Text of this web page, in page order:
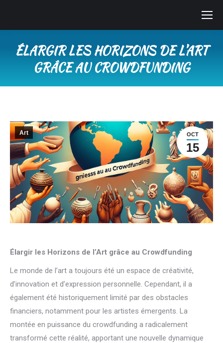
ÉLARGIR LES HORIZONS DE L’ART
GRÂCE AU CROWDFUNDING
OCT
15
Art
Élargir les Horizons de l’Art grâce au Crowdfunding
Le monde de l’art a toujours été un espace de créativité,
d’innovation et d’expression personnelle. Cependant, il a
également été historiquement limité par des obstacles
financiers, notamment pour les artistes émergents. La
montée en puissance du crowdfunding a radicalement
transformé cette réalité, apportant une nouvelle dynamique